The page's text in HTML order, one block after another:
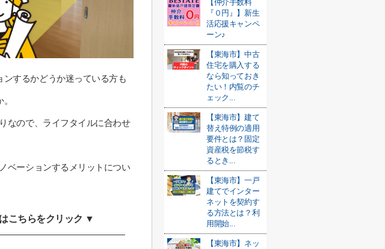
するかどうか迷っている方も
なので、ライフタイルに合わせ
ベーションするメリットについ
こちらをクリック ▼
【仲介手数料
『０円』】新生
活応援キャンペ
ーン♪
【東海市】中古
住宅を購入する
なら知っておき
たい！内覧のチ
ェック...
【東海市】建て
替え特例の適用
要件とは？固定
資産税を節税す
るとき...
【東海市】一戸
建てでインター
ネットを契約す
る方法とは？利
用開始...
【東海市】ネッ